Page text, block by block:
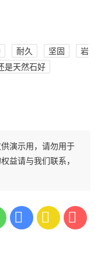
耐久 坚固
岩
是天然石好
演示用，请勿用于
益请与我们联系，